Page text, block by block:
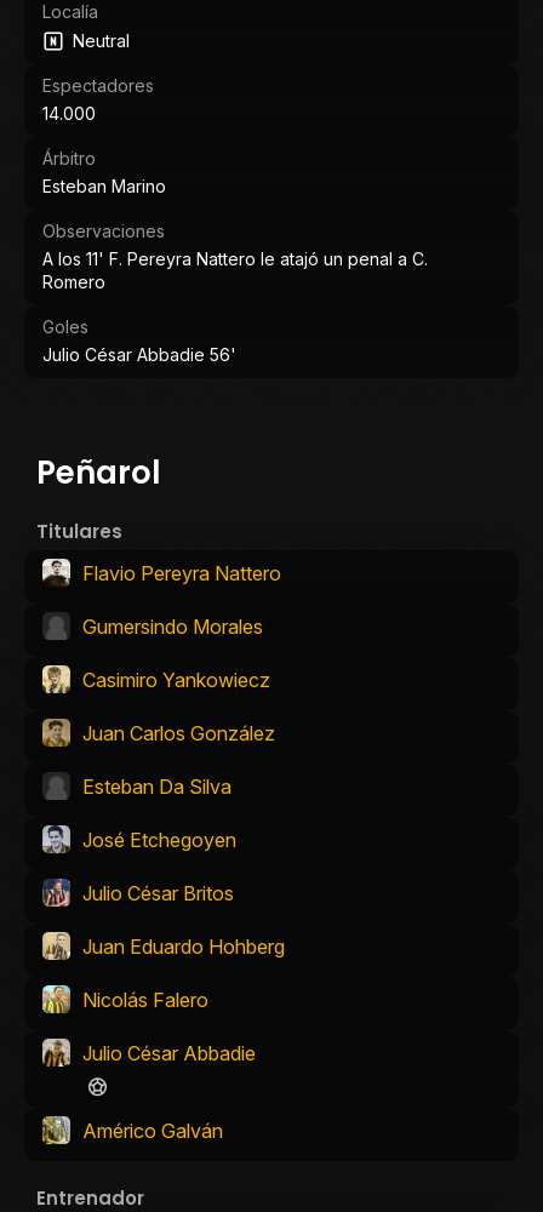
Localía
Neutral
Espectadores
14.000
Árbitro
Esteban Marino
Observaciones
A los 11' F. Pereyra Nattero le atajó un penal a C.
Romero
Goles
Julio César Abbadie 56'
Peñarol
Titulares
Flavio Pereyra Nattero
Gumersindo Morales
Casimiro Yankowiecz
Juan Carlos González
Esteban Da Silva
José Etchegoyen
Julio César Britos
Juan Eduardo Hohberg
Nicolás Falero
Julio César Abbadie
Américo Galván
Entrenador